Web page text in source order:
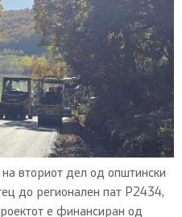
вториот дел од општински
до регионален пат Р2434,
е финансиран од